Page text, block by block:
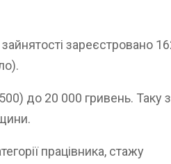
зареєстровано
до 20 000 гривень. Таку
працівника, стажу